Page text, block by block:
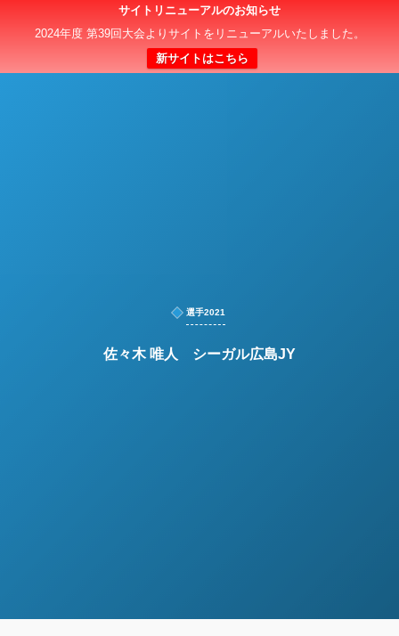
サイトリニューアルのお知らせ
2024年度 第39回大会よりサイトをリニューアルいたしました。
新サイトはこちら
日本クラブユースサッカー選手権（U-15）大会
選手2021
佐々木 唯人 シーガル広島JY